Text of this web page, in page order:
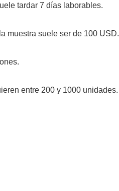
tardar 7 días laborables.
muestra suele ser de 100 USD.
entre 200 y 1000 unidades.